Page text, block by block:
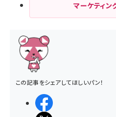
マーケティン
この記事をシェアしてほしいパン！